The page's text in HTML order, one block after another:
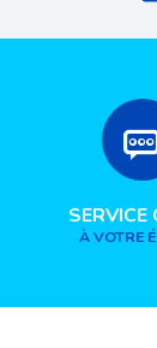
SERVICE
À VOTRE